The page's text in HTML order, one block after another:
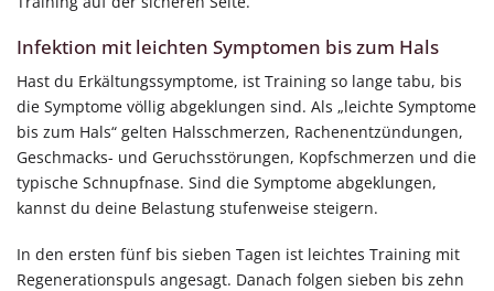
Infektion mit leichten Symptomen bis zum Hals
Hast du Erkältungssymptome, ist Training so lange tabu, bis
die Symptome völlig abgeklungen sind. Als „leichte Symptome
bis zum Hals“ gelten Halsschmerzen, Rachenentzündungen,
Geschmacks- und Geruchsstörungen, Kopfschmerzen und die
typische Schnupfnase. Sind die Symptome abgeklungen,
kannst du deine Belastung stufenweise steigern.
In den ersten fünf bis sieben Tagen ist leichtes Training mit
Regenerationspuls angesagt. Danach folgen sieben bis zehn